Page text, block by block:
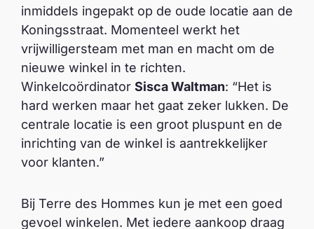
inmiddels ingepakt op de oude locatie aan de
Koningsstraat. Momenteel werkt het
vrijwilligersteam met man en macht om de
nieuwe winkel in te richten.
Winkelcoördinator Sisca Waltman: “Het is
hard werken maar het gaat zeker lukken. De
centrale locatie is een groot pluspunt en de
inrichting van de winkel is aantrekkelijker
voor klanten.”
Bij Terre des Hommes kun je met een goed
gevoel winkelen. Met iedere aankoop draag